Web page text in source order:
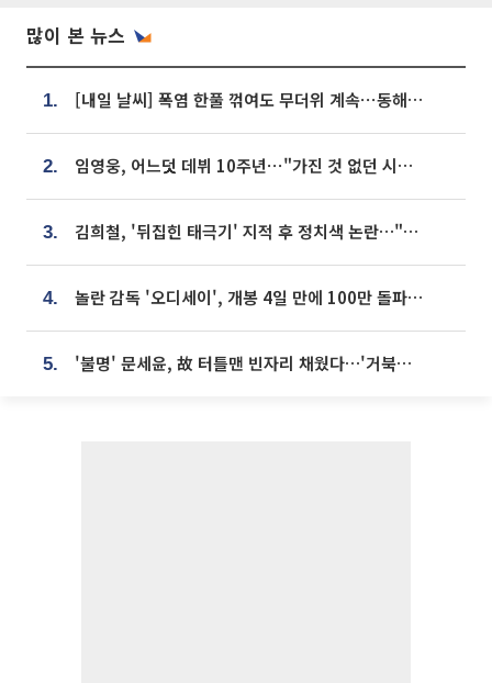
많이 본 뉴스
1. [내일 날씨] 폭염 한풀 꺾여도 무더위 계속⋯동해안 이틀 연속 비
2. 임영웅, 어느덧 데뷔 10주년⋯"가진 것 없던 시절, 내 앞엔 20명의 팬뿐"
3. 김희철, '뒤집힌 태극기' 지적 후 정치색 논란…"좌우 떠나 우리나라 국기"
4. 놀란 감독 '오디세이', 개봉 4일 만에 100만 돌파⋯'왕사남' 보다 빠르다
5. '불명' 문세윤, 故 터틀맨 빈자리 채웠다…'거북이' 눈물의 최종 우승